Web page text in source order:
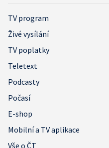
TV program
Živé vysílání
TV poplatky
Teletext
Podcasty
Počasí
E-shop
Mobilní a TV aplikace
Vše o ČT